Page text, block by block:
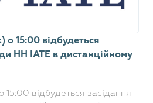
о 15:00 відбудеться
НН ІАТЕ в дистанційному
15:00 відбудеться засідання